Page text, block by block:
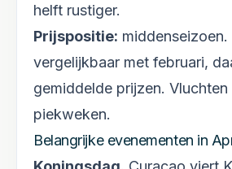
helft rustiger.
Prijspositie: middenseizoen.
vergelijkbaar met februari,
gemiddelde prijzen.
piekweken.
Belangrijke evenementen in